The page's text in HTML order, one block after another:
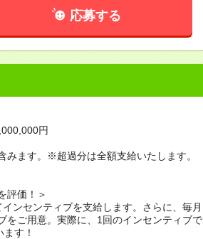
応募する
円
みます。※超過分は全額支給いたします。
評価！＞
ンセンティブを支給します。さらに、毎月
をご用意。実際に、1回のインセンティブで
す！